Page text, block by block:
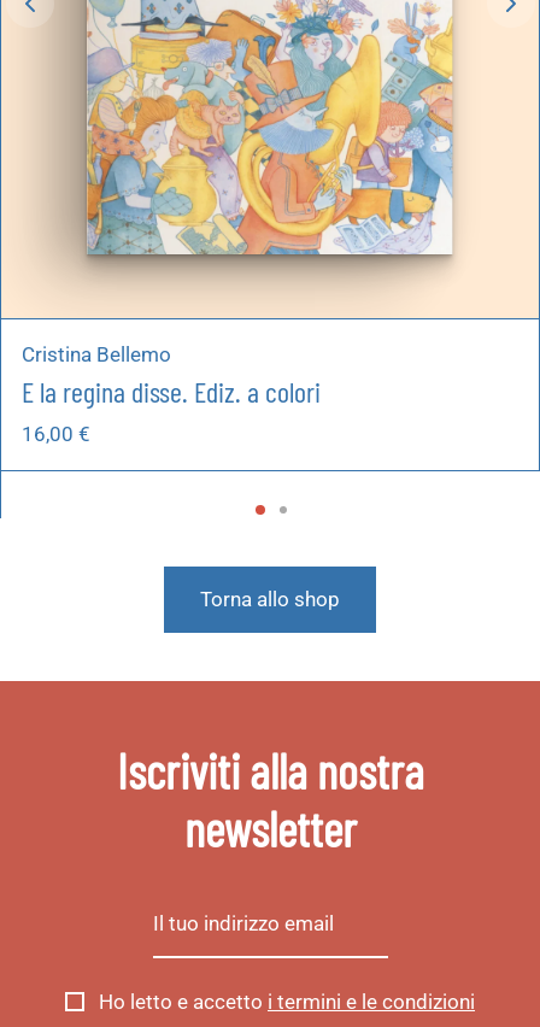
Cristina Bellemo
E la regina disse. Ediz. a colori
16,00 €
Torna allo shop
Iscriviti alla nostra
newsletter
Ho letto e accetto i termini e le condizioni